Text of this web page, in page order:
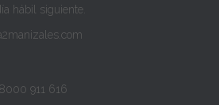
hábil siguiente.
911 616